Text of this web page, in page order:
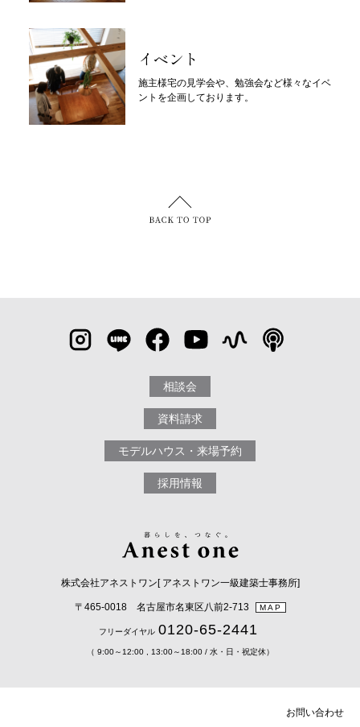
イベント
施主様宅の見学会や、勉強会など様々なイベ
ントを企画しております。
相談会
資料請求
モデルハウス・来場予約
採用情報
株式会社アネストワン[ アネストワン一級建築士事務所]
〒465-0018 名古屋市名東区八前2-713 MAP
フリーダイヤル 0120-65-2441
（ 9:00～12:00 , 13:00～18:00 / 水・日・祝定休）
お問い合わせ